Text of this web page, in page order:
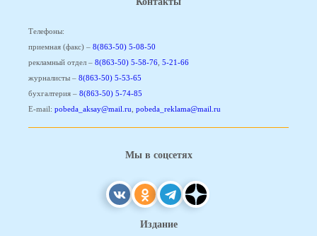
Телефоны:
приемная (факс) – 8(863-50) 5-08-50
рекламный отдел – 8(863-50) 5-58-76, 5-21-66
журналисты – 8(863-50) 5-53-65
бухгалтерия – 8(863-50) 5-74-85
E-mail: pobeda_aksay@mail.ru, pobeda_reklama@mail.ru
Мы в соцсетях
Издание